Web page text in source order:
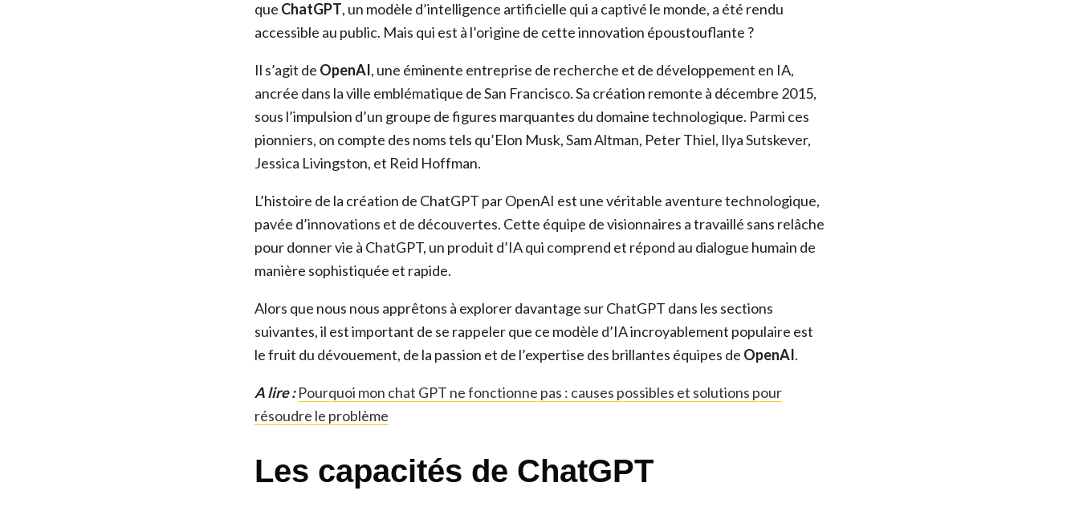
que ChatGPT, un modèle d’intelligence artificielle qui a captivé le monde, a été rendu
accessible au public. Mais qui est à l’origine de cette innovation époustouflante ?
Il s’agit de OpenAI, une éminente entreprise de recherche et de développement en IA,
ancrée dans la ville emblématique de San Francisco. Sa création remonte à décembre 2015,
sous l’impulsion d’un groupe de figures marquantes du domaine technologique. Parmi ces
pionniers, on compte des noms tels qu’Elon Musk, Sam Altman, Peter Thiel, Ilya Sutskever,
Jessica Livingston, et Reid Hoffman.
L’histoire de la création de ChatGPT par OpenAI est une véritable aventure technologique,
pavée d’innovations et de découvertes. Cette équipe de visionnaires a travaillé sans relâche
pour donner vie à ChatGPT, un produit d’IA qui comprend et répond au dialogue humain de
manière sophistiquée et rapide.
Alors que nous nous apprêtons à explorer davantage sur ChatGPT dans les sections
suivantes, il est important de se rappeler que ce modèle d’IA incroyablement populaire est
le fruit du dévouement, de la passion et de l’expertise des brillantes équipes de OpenAI.
A lire :Pourquoi mon chat GPT ne fonctionne pas : causes possibles et solutions pour
résoudre le problème
Les capacités de ChatGPT